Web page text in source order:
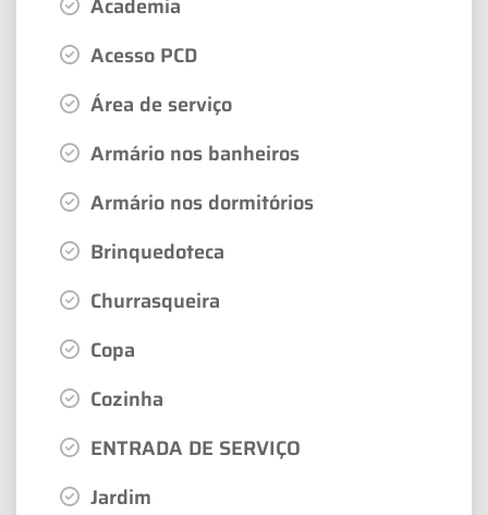
Acesso PCD
Área de serviço
Armário nos banheiros
Armário nos dormitórios
Brinquedoteca
Churrasqueira
Copa
Cozinha
ENTRADA DE SERVIÇO
Jardim